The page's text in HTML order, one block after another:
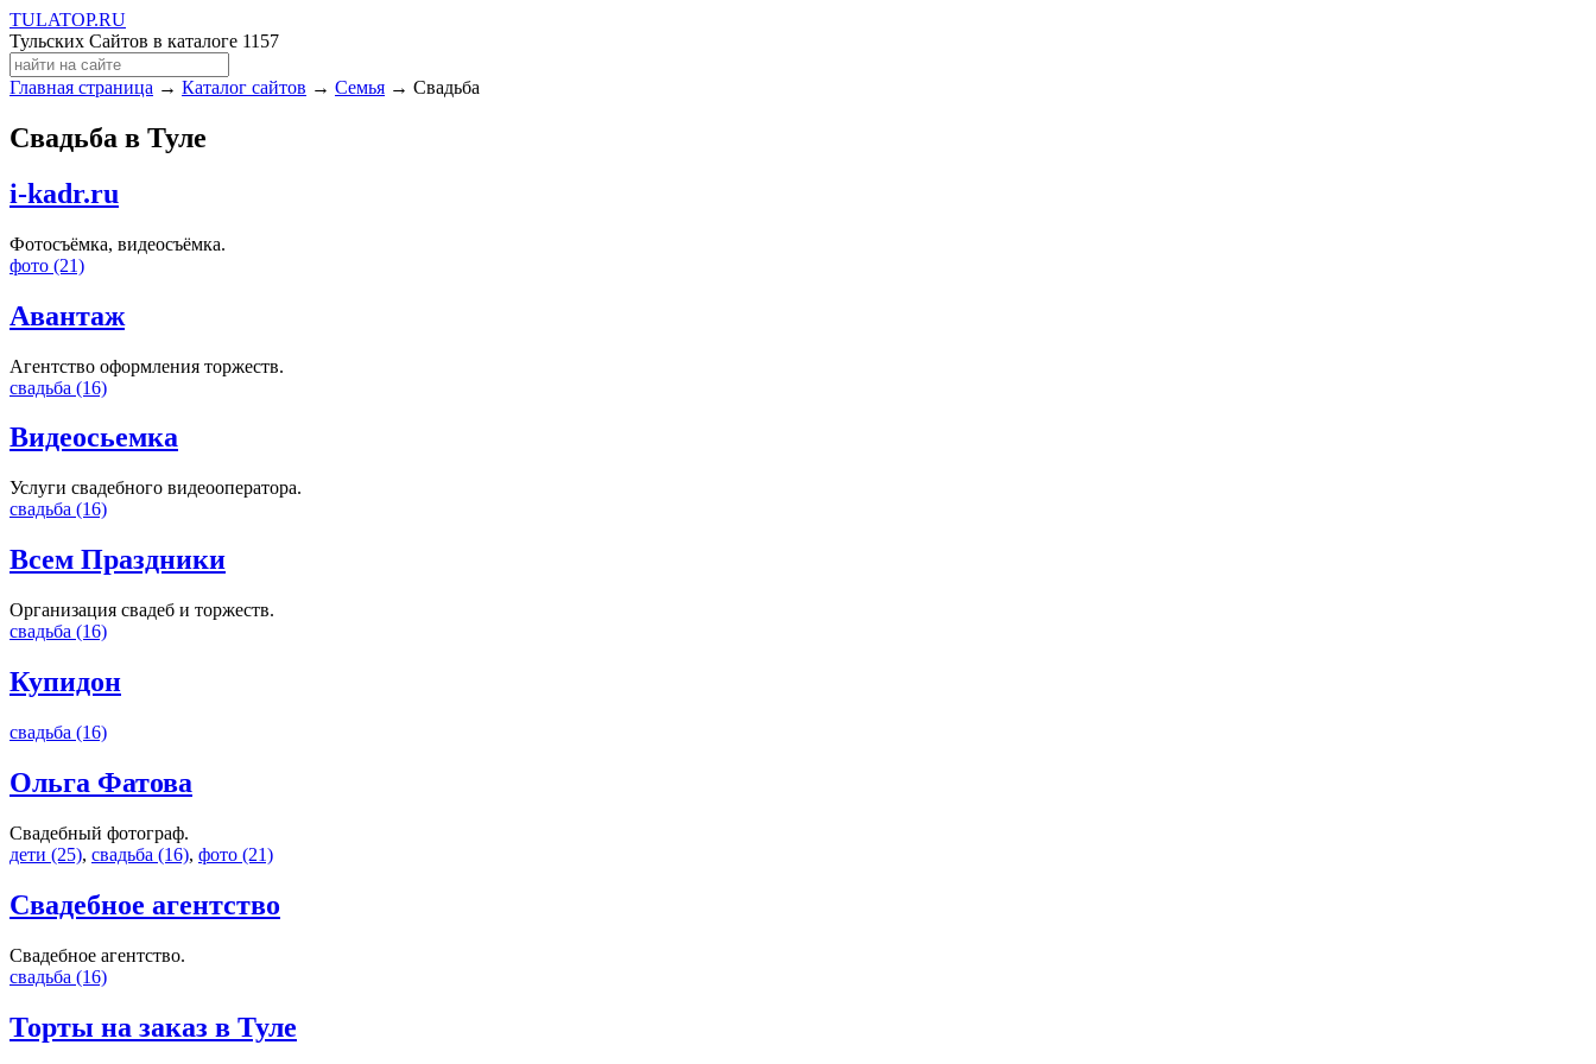
TULATOP.RU
Тульских Сайтов в каталоге 1157
Главная страница → Каталог сайтов → Семья → Свадьба
Свадьба в Туле
i-kadr.ru
Фотосъёмка, видеосъёмка.
фото (21)
Авантаж
Агентство оформления торжеств.
свадьба (16)
Видеосьемка
Услуги свадебного видеооператора.
свадьба (16)
Всем Праздники
Организация свадеб и торжеств.
свадьба (16)
Купидон
свадьба (16)
Ольга Фатова
Свадебный фотограф.
дети (25), свадьба (16), фото (21)
Свадебное агентство
Свадебное агентство.
свадьба (16)
Торты на заказ в Туле